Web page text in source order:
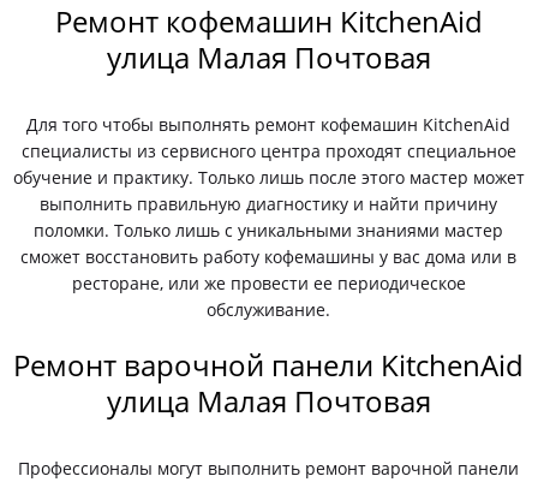
Ремонт кофемашин KitchenAid
улица Малая Почтовая
Для того чтобы выполнять ремонт кофемашин KitchenAid
специалисты из сервисного центра проходят специальное
обучение и практику. Только лишь после этого мастер может
выполнить правильную диагностику и найти причину
поломки. Только лишь с уникальными знаниями мастер
сможет восстановить работу кофемашины у вас дома или в
ресторане, или же провести ее периодическое
обслуживание.
Ремонт варочной панели KitchenAid
улица Малая Почтовая
Профессионалы могут выполнить ремонт варочной панели